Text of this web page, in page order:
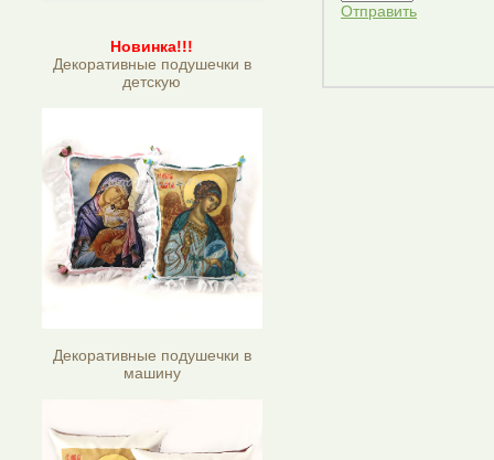
Новинка!!!
Декоративные подушечки в
детскую
Декоративные подушечки в
машину
Отправить